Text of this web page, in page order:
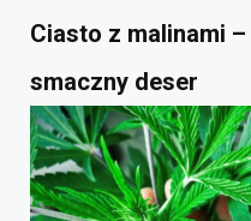
Ciasto z malinami
smaczny deser